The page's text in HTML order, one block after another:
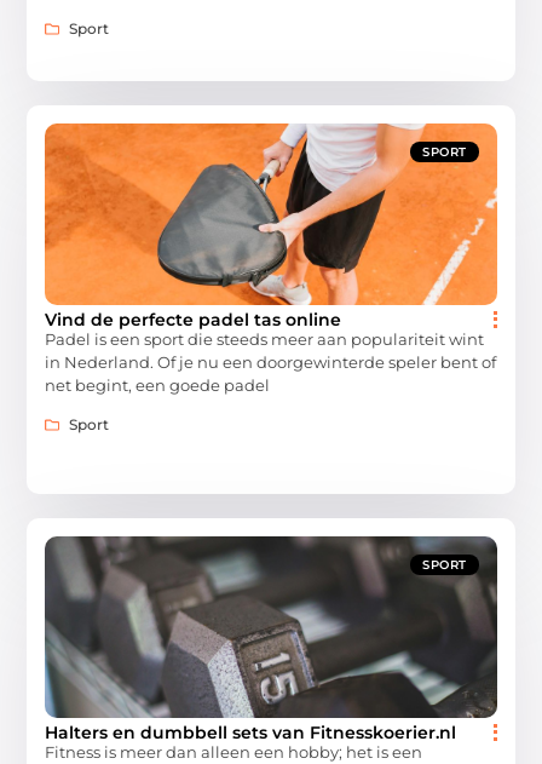
Sport
SPORT
Vind de perfecte padel tas online
Padel is een sport die steeds meer aan populariteit wint
in Nederland. Of je nu een doorgewinterde speler bent of
net begint, een goede padel
Sport
SPORT
Halters en dumbbell sets van Fitnesskoerier.nl
Fitness is meer dan alleen een hobby; het is een